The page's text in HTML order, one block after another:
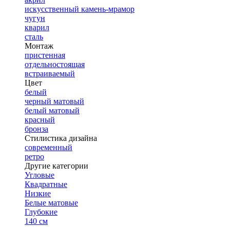
искусственный камень-мрамор
чугун
кварил
сталь
Монтаж
пристенная
отдельностоящая
встраиваемый
Цвет
белый
черный матовый
белый матовый
красный
бронза
Стилистика дизайна
современный
ретро
Другие категории
Угловые
Квадратные
Низкие
Белые матовые
Глубокие
140 см